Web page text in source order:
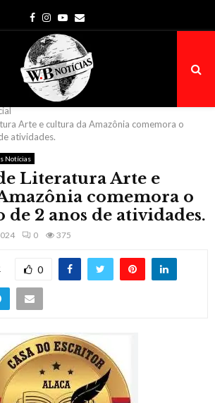
Facebook
Instagram
Youtube
Email
Arte e cultura da Amazônia comemora o
atividades.
Notícias
Literatura Arte e
comemora o
2 anos de atividades.
0 375
0